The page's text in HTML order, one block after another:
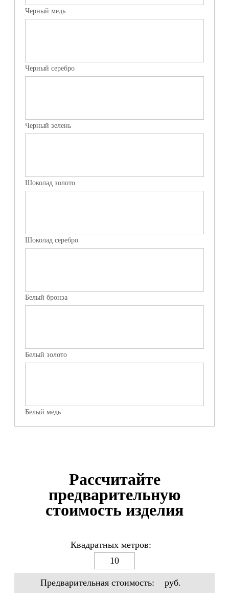
Черный медь
Черный серебро
Черный зелень
Шоколад золото
Шоколад серебро
Белый бронза
Белый золото
Белый медь
Рассчитайте
предварительную
стоимость изделия
Квадратных метров:
Предварительная стоимость: руб.